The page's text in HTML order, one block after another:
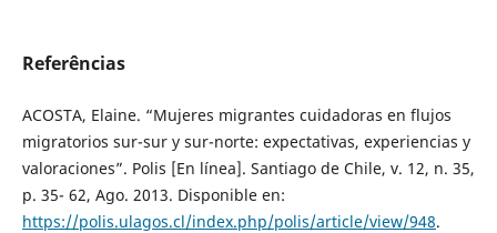
Referências
ACOSTA, Elaine. “Mujeres migrantes cuidadoras en flujos
migratorios sur-sur y sur-norte: expectativas, experiencias y
valoraciones”. Polis [En línea]. Santiago de Chile, v. 12, n. 35,
p. 35- 62, Ago. 2013. Disponible en:
https://polis.ulagos.cl/index.php/polis/article/view/948.